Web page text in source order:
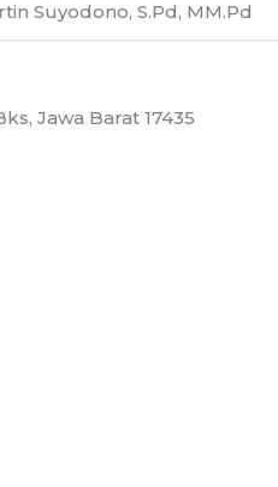
Suyodono, S.Pd, MM.Pd
Jawa Barat 17435